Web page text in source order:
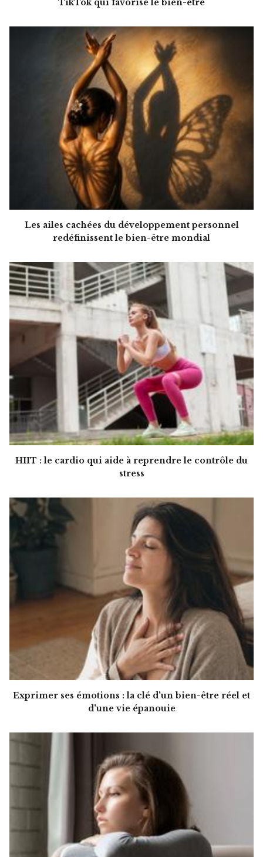
TikTok qui favorise le bien-être
Les ailes cachées du développement personnel
redéfinissent le bien-être mondial
HIIT : le cardio qui aide à reprendre le contrôle du
stress
Exprimer ses émotions : la clé d'un bien-être réel et
d'une vie épanouie